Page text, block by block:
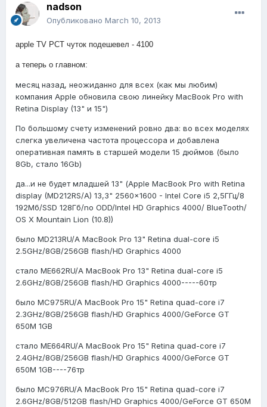
nadson
Опубликовано March 10, 2013
apple TV РСТ чуток подешевел - 4100
а теперь о главном:
месяц назад, неожиданно для всех (как мы любим)
компания Apple обновила свою линейку MacBook Pro with
Retina Display (13" и 15")
По большому счету изменений ровно два: во всех моделях
слегка увеличена частота процессора и добавлена
оперативная память в старшей модели 15 дюймов (было
8Gb, стало 16Gb)
да...и не будет младшей 13" (Apple MacBook Pro with Retina
display (MD212RS/A) 13,3" 2560x1600 - Intel Core i5 2,5ГГц/8
192Мб/SSD 128Гб/no ODD/Intel HD Graphics 4000/ BlueTooth/
OS X Mountain Lion (10.8))
было MD213RU/A MacBook Pro 13" Retina dual-core i5
2.5GHz/8GB/256GB flash/HD Graphics 4000
стало ME662RU/A MacBook Pro 13" Retina dual-core i5
2.6GHz/8GB/256GB flash/HD Graphics 4000-----60тр
было MC975RU/A MacBook Pro 15" Retina quad-core i7
2.3GHz/8GB/256GB flash/HD Graphics 4000/GeForce GT
650M 1GB
стало ME664RU/A MacBook Pro 15" Retina quad-core i7
2.4GHz/8GB/256GB flash/HD Graphics 4000/GeForce GT
650M 1GB----76тр
было MC976RU/A MacBook Pro 15" Retina quad-core i7
2.6GHz/8GB/512GB flash/HD Graphics 4000/GeForce GT 650M